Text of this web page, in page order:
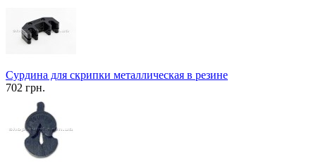
Сурдина для скрипки металлическая в резине
702 грн.